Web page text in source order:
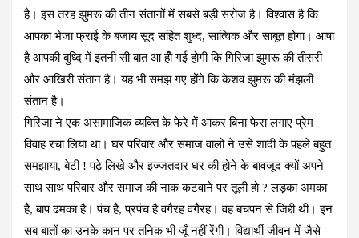
है। इस तरह झुमरू की तीन संतानों में सबसे बड़ी सरोज है। विश्वास है कि
आपका भेजा फ्राई के बजाय सूद सहित शुध्द, सात्विक और साबूत होगा। आषा
है आपकी बुध्दि में इतनी सी बात आ हीे गई होगी कि गिरिजा झुमरू की तीसरी
और आखिरी संतान है। यह भी समझ गए होंगे कि केशव झुमरू की मंझली
संतान है।
गिरिजा ने एक असामाजिक व्यक्ति के फेरे में आकर बिना फेरा लगाए प्रेम
विवाह रचा लिया था। घर परिवार और समाज वालो ने उसे शादी के पहले बहुत
समझाया, बेटी ! पढ़े लिखे और इज्जतदार घर की होने के बावजूद क्यों अपने
साथ साथ परिवार और समाज की नाक कटवाने पर तूली हो ? लड़का अमका
है, बाप ढमका है। पंच है, प्रपंच है वगैरह वगैरह। वह बचपन से जिद्दी थी। इन
सब बातों का उनके कान पर तनिक भी जूँ नहीं रेंगी। विद्यार्थी जीवन में जैसे